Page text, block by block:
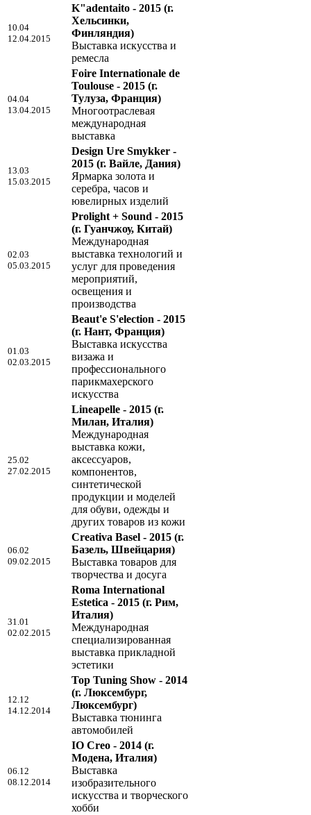
10.04
12.04.2015
K"adentaito - 2015 (г.
Хельсинки,
Финляндия)
Выставка искусства и
ремесла
04.04
13.04.2015
Foire Internationale de
Toulouse - 2015 (г.
Тулуза, Франция)
Многоотраслевая
международная
выставка
13.03
15.03.2015
Design Ure Smykker -
2015 (г. Вайле, Дания)
Ярмарка золота и
серебра, часов и
ювелирных изделий
02.03
05.03.2015
Prolight + Sound - 2015
(г. Гуанчжоу, Китай)
Международная
выставка технологий и
услуг для проведения
мероприятий,
освещения и
производства
01.03
02.03.2015
Beaut'e S'election - 2015
(г. Нант, Франция)
Выставка искусства
визажа и
профессионального
парикмахерского
искусства
25.02
27.02.2015
Lineapelle - 2015 (г.
Милан, Италия)
Международная
выставка кожи,
аксессуаров,
компонентов,
синтетической
продукции и моделей
для обуви, одежды и
других товаров из кожи
06.02
09.02.2015
Creativa Basel - 2015 (г.
Базель, Швейцария)
Выставка товаров для
творчества и досуга
31.01
02.02.2015
Roma International
Estetica - 2015 (г. Рим,
Италия)
Международная
специализированная
выставка прикладной
эстетики
12.12
14.12.2014
Top Tuning Show - 2014
(г. Люксембург,
Люксембург)
Выставка тюнинга
автомобилей
06.12
08.12.2014
IO Creo - 2014 (г.
Модена, Италия)
Выставка
изобразительного
искусства и творческого
хобби